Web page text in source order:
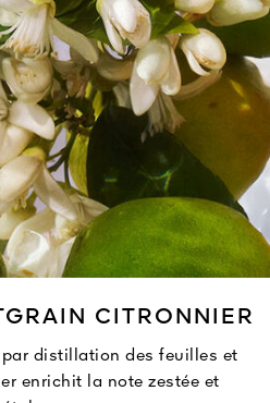
CITRONNIER
distillation des feuilles et
enrichit la note zestée et